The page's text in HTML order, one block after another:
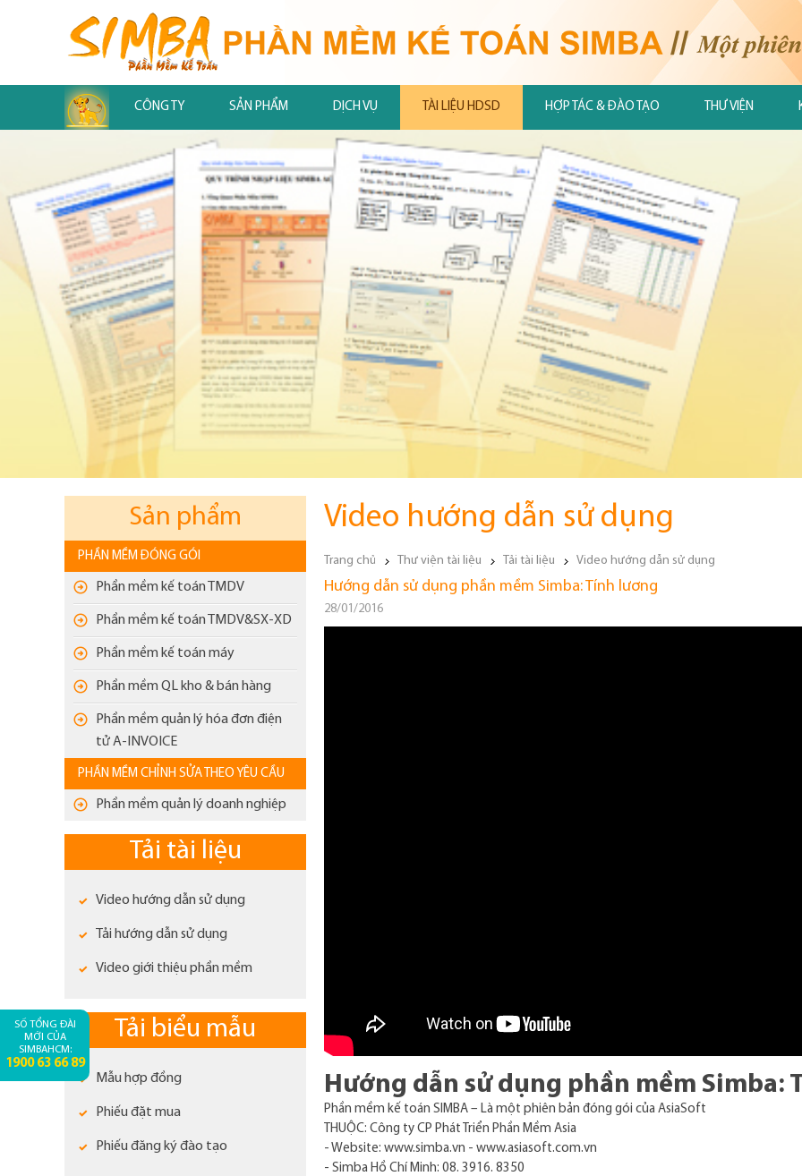
. CÔNG TY SẢN PHẨM DỊCH VỤ TÀI LIỆU HDSD HỢP TÁC & ĐÀO TẠO THƯ VIỆN
Sản phẩm
PHẦN MỀM ĐÓNG GÓI
Phần mềm kế toán TMDV
Phần mềm kế toán TMDV&SX-XD
Phần mềm kế toán máy
Phần mềm QL kho & bán hàng
Phần mềm quản lý hóa đơn điện
tử A-INVOICE
PHẦN MỀM CHỈNH SỬA THEO YÊU CẦU
Phần mềm quản lý doanh nghiệp
Tải tài liệu
Video hướng dẫn sử dụng
Tải hướng dẫn sử dụng
Video giới thiệu phần mềm
Tải biểu mẫu
Mẫu hợp đồng
Phiếu đặt mua
Phiếu đăng ký đào tạo
Video hướng dẫn sử dụng
Trang chủ Thư viện tài liệu Tải tài liệu Video hướng dẫn sử dụng
Hướng dẫn sử dụng phần mềm Simba: Tính lương
28/01/2016
Hướng dẫn sử dụng phần mềm Simba:
Phần mềm kế toán SIMBA – Là một phiên bản đóng gói của AsiaSoft
THUỘC: Công ty CP Phát Triển Phần Mềm Asia
- Website: www.simba.vn - www.asiasoft.com.vn
- Simba Hồ Chí Minh: 08. 3916. 8350
SỐ TỔNG ĐÀI
MỚI CỦA
SIMBAHCM:
1900 63 66 89